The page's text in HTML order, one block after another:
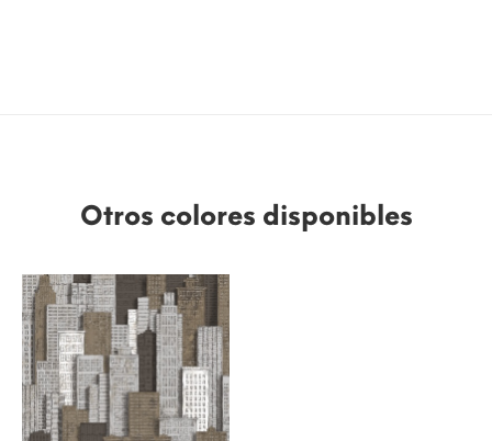
Otros colores disponibles